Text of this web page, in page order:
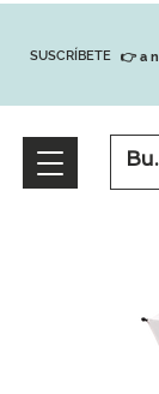
SUSCRÍBETE 👉 a